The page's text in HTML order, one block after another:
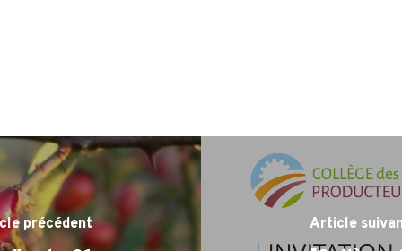
précédent Article